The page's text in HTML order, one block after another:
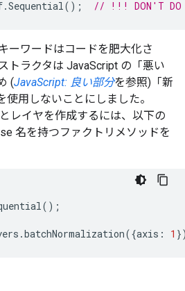
.Sequential(); // !!! DON'T
ーワードはコードを肥大化さ
トラクタは JavaScript の「悪い
(JavaScript: 良い部分を参照)「新
使用しないことにしました。
レイヤを作成するには、以下の
名を持つファクトリメソッドを
();
.batchNormalization({axis : 1